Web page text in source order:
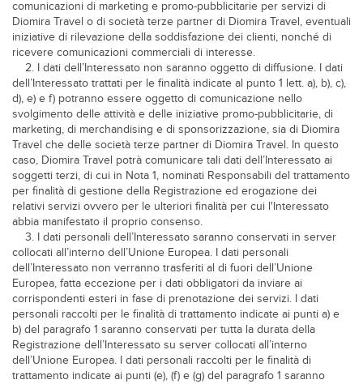
comunicazioni di marketing e promo-pubblicitarie per servizi di
Diomira Travel o di società terze partner di Diomira Travel, eventuali
iniziative di rilevazione della soddisfazione dei clienti, nonché di
ricevere comunicazioni commerciali di interesse.
2. I dati dell’Interessato non saranno oggetto di diffusione. I dati
dell’Interessato trattati per le finalità indicate al punto 1 lett. a), b), c),
d), e) e f) potranno essere oggetto di comunicazione nello
svolgimento delle attività e delle iniziative promo-pubblicitarie, di
marketing, di merchandising e di sponsorizzazione, sia di Diomira
Travel che delle società terze partner di Diomira Travel. In questo
caso, Diomira Travel potrà comunicare tali dati dell’Interessato ai
soggetti terzi, di cui in Nota 1, nominati Responsabili del trattamento
per finalità di gestione della Registrazione ed erogazione dei
relativi servizi ovvero per le ulteriori finalità per cui l'Interessato
abbia manifestato il proprio consenso.
3. I dati personali dell’Interessato saranno conservati in server
collocati all’interno dell’Unione Europea. I dati personali
dell’Interessato non verranno trasferiti al di fuori dell’Unione
Europea, fatta eccezione per i dati obbligatori da inviare ai
corrispondenti esteri in fase di prenotazione dei servizi. I dati
personali raccolti per le finalità di trattamento indicate ai punti a) e
b) del paragrafo 1 saranno conservati per tutta la durata della
Registrazione dell’Interessato su server collocati all’interno
dell’Unione Europea. I dati personali raccolti per le finalità di
trattamento indicate ai punti (e), (f) e (g) del paragrafo 1 saranno